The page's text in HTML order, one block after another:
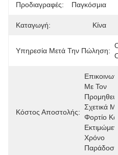
Προδιαγραφές: Παγκόσμια
Καταγωγή: Κίνα
Υπηρεσία Μετά Την Πώληση:
Κόστος Αποστολής:
Με Τον
Σχετικά Με
Φορτίο Και
Εκτιμώμενο
Χρόνο